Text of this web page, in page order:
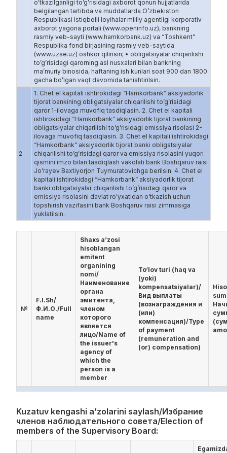
2
1. Chet el kapitali ishtirokidagi “Hamkorbank” aksiyadorlik
tijorat bankining obligatsiyalar chiqarilishi to’g’risidagi
qaror 1-ilovaga muvofiq tasdiqlasin. 2. Chet el kapitali
ishtirokidagi “Hamkorbank” aksiyadorlik tijorat bankining
obligatsiyalar chiqarilishi to’g’risidagi emissiya risolasi 2-
ilovaga muvofiq tasdiqlasin. 3. Chet el kapitali ishtirokidagi
“Hamkorbank” aksiyadorlik tijorat banki obligatsiyalar
chiqarilishi to’g’risidagi qaror va emissiya risolasini yuqori
qismini imzo bilan tasdiqlash vakolati bank Boshqaruv raisi
Joʻrayev Baxtiyorjon Tuymuratovichga berilsin. 4. Chet el
kapitali ishtirokidagi “Hamkorbank” aksiyadorlik tijorat
banki obligatsiyalar chiqarilishi to’g’risidagi qaror va
emissiya risolasini davlat ro’yxatidan o’tkazish uchun
topshirish vazifasini bank Boshqaruv raisi zimmasiga
yuklatilsin.
№
F.I.Sh/
Ф.И.О./Full
name
Shaxs a’zosi
hisoblangan
emitent
organining
nomi/
Наименование
органа
эмитента,
членом
которого
является
лицо/Name of
the issuer's
agency of
which the
person is a
member
To‘lov turi (haq va
(yoki)
kompensatsiyalar)/
Вид выплаты
(вознаграждения и
(или)
компенсация)/Type
of payment
(remuneration and
(or) compensation)
Kuzatuv kengashi a’zolarini saylash/Избрание
членов наблюдательного совета/Election of
members of the Supervisory Board: